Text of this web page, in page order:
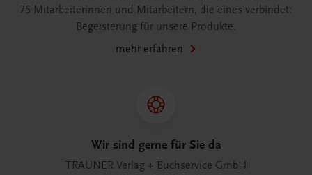
75 Mitarbeiterinnen und Mitarbeitern, die eines verbindet:
Begeisterung für unsere Produkte.
mehr erfahren
Wir sind gerne für Sie da
TRAUNER Verlag + Buchservice GmbH